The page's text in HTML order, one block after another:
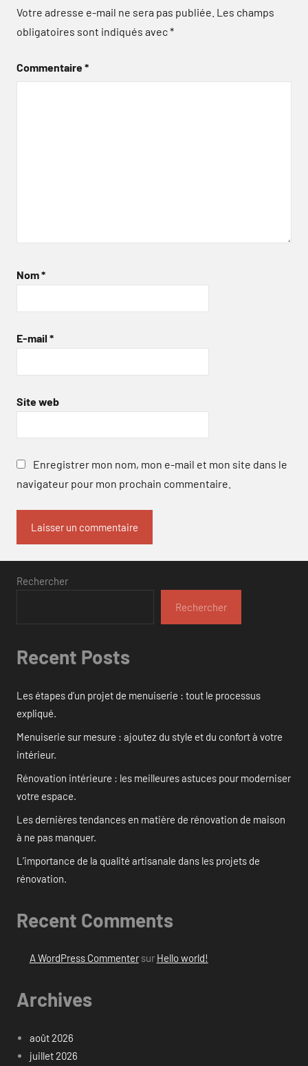
Votre adresse e-mail ne sera pas publiée. Les champs
obligatoires sont indiqués avec*
Commentaire*
Nom*
E-mail *
Site web
Enregistrer mon nom, mon e-mail et mon site dans le
navigateur pour mon prochain commentaire.
Rechercher
Rechercher
Recent Posts
Les étapes d’un projet de menuiserie : tout le processus
expliqué.
Menuiserie sur mesure : ajoutez du style et du confort à votre
intérieur.
Rénovation intérieure : les meilleures astuces pour moderniser
votre espace.
Les dernières tendances en matière de rénovation de maison
à ne pas manquer.
L’importance de la qualité artisanale dans les projets de
rénovation.
Recent Comments
A WordPress Commentersur Hello world!
Archives
août 2026
juillet 2026